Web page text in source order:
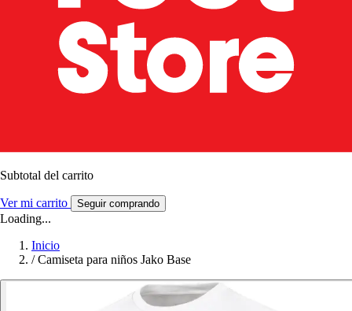
Subtotal del carrito
Ver mi carrito Seguir comprando
Loading...
Inicio
/ Camiseta para niños Jako Base